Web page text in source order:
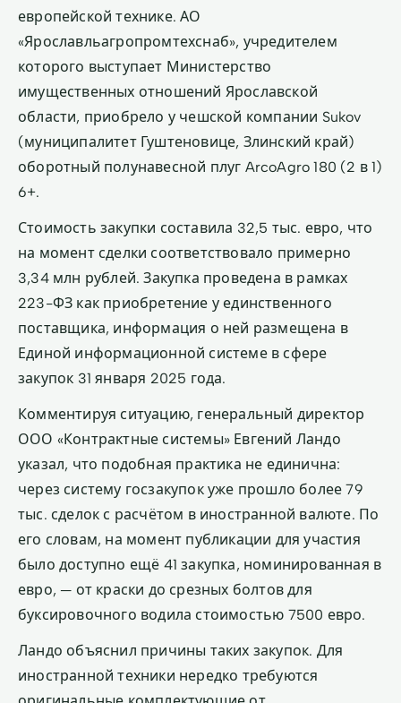
европейской технике. АО
«Ярославльагропромтехснаб», учредителем
которого выступает Министерство
имущественных отношений Ярославской
области, приобрело у чешской компании Sukov
(муниципалитет Гуштеновице, Злинский край)
оборотный полунавесной плуг ArcoAgro 180 (2 в 1)
6+.
Стоимость закупки составила 32,5 тыс. евро, что
на момент сделки соответствовало примерно
3,34 млн рублей. Закупка проведена в рамках
223-ФЗ как приобретение у единственного
поставщика, информация о ней размещена в
Единой информационной системе в сфере
закупок 31 января 2025 года.
Комментируя ситуацию, генеральный директор
ООО «Контрактные системы» Евгений Ландо
указал, что подобная практика не единична:
через систему госзакупок уже прошло более 79
тыс. сделок с расчётом в иностранной валюте. По
его словам, на момент публикации для участия
было доступно ещё 41 закупка, номинированная в
евро, — от краски до срезных болтов для
буксировочного водила стоимостью 7500 евро.
Ландо объяснил причины таких закупок. Для
иностранной техники нередко требуются